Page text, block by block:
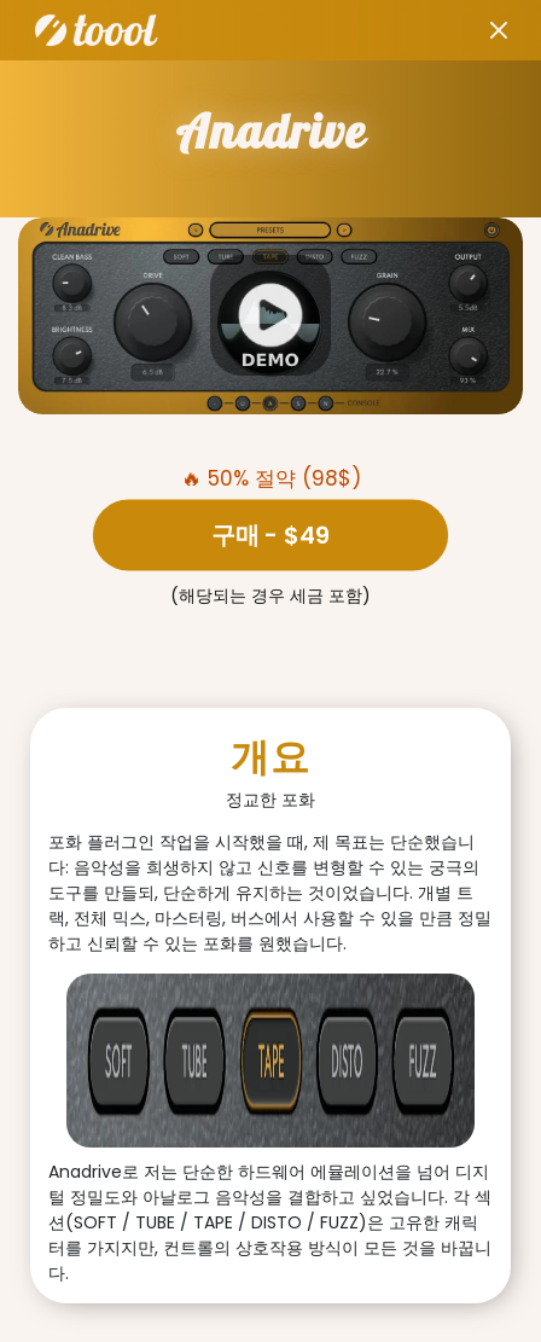
Anadrive
🔥 50% 절약 (98$)
구매 - $49
(해당되는 경우 세금 포함)
개요
정교한 포화
포화 플러그인 작업을 시작했을 때, 제 목표는 단순했습니
다: 음악성을 희생하지 않고 신호를 변형할 수 있는 궁극의
도구를 만들되, 단순하게 유지하는 것이었습니다. 개별 트
랙, 전체 믹스, 마스터링, 버스에서 사용할 수 있을 만큼 정밀
하고 신뢰할 수 있는 포화를 원했습니다.
Anadrive로 저는 단순한 하드웨어 에뮬레이션을 넘어 디지
털 정밀도와 아날로그 음악성을 결합하고 싶었습니다. 각 섹
션(SOFT / TUBE / TAPE / DISTO / FUZZ)은 고유한 캐릭
터를 가지지만, 컨트롤의 상호작용 방식이 모든 것을 바꿉니
다.